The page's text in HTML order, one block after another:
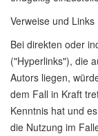
Verweise und Links
Bei direkten oder
("Hyperlinks"), die
Autors liegen,
dem Fall in Kraft
Kenntnis hat und
die Nutzung im